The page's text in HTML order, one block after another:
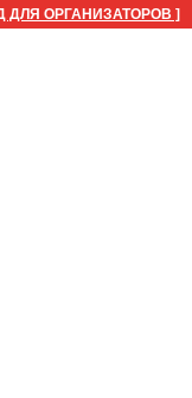
ДЛЯ ОРГАНИЗАТОРОВ ]